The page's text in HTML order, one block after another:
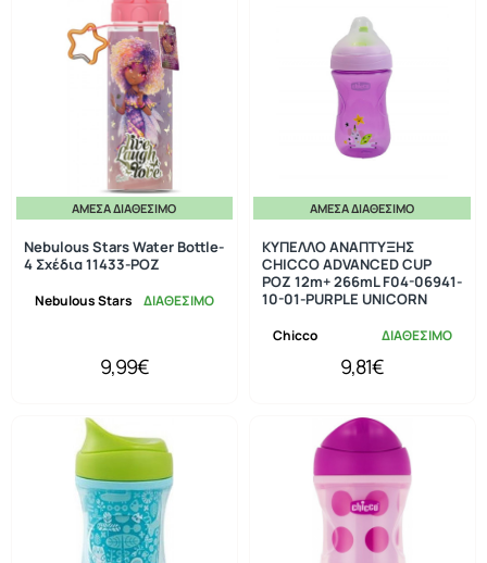
ΆΜΕΣΑ ΔΙΑΘΈΣΙΜΟ
Nebulous Stars ΔΙΑΘΕΣΙΜΟ
Nebulous Stars Water Bottle-
4 Σχέδια 11433-ΡΟΖ
9,99€
ΆΜΕΣΑ ΔΙΑΘΈΣΙΜΟ
Chicco ΔΙΑΘΕΣΙΜΟ
ΚΥΠΕΛΛΟ ΑΝΑΠΤΥΞΗΣ
CHICCO ADVANCED CUP
ΡΟΖ 12m+ 266mL F04-06941-
10-01-PURPLE UNICORN
9,81€